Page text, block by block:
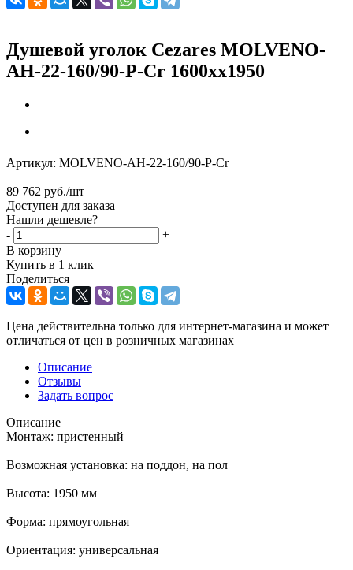
Душевой уголок Cezares MOLVENO-
AH-22-160/90-P-Cr 1600хх1950
Артикул: MOLVENO-AH-22-160/90-P-Cr
89 762 руб./шт
Доступен для заказа
Нашли дешевле?
-
+
В корзину
Купить в 1 клик
Поделиться
Цена действительна только для интернет-магазина и может
отличаться от цен в розничных магазинах
Описание
Отзывы
Задать вопрос
Описание
Монтаж: пристенный
Возможная установка: на поддон, на пол
Высота: 1950 мм
Форма: прямоугольная
Ориентация: универсальная